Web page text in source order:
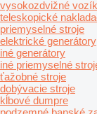
vysokozdvižné
teleskopické
priemyselné stroje
elektrické generátory
iné generátory
iné priemyselné
ťažobné stroje
dobývacie stroje
kĺbové dumpre